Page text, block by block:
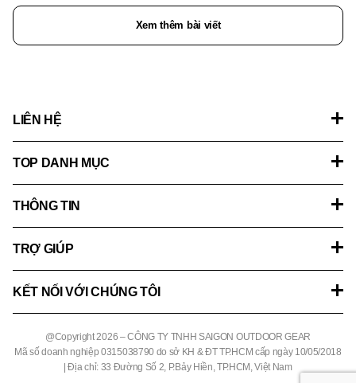
Xem thêm bài viết
LIÊN HỆ
TOP DANH MỤC
THÔNG TIN
TRỢ GIÚP
KẾT NỐI VỚI CHÚNG TÔI
@Copyright 2026 – CÔNG TY TNHH SAIGON OUTDOOR GEAR
Mã số doanh nghiệp 0315038790 do sở KH & ĐT TP.HCM cấp ngày 10/05/2018
| Địa chỉ: 33 Đường Số 2, P.Bảy Hiền, TP.HCM, Việt Nam